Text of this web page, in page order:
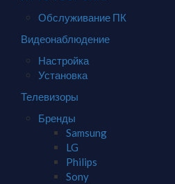
Обслуживание ПК
Видеонаблюдение
Настройка
Установка
Телевизоры
Бренды
Samsung
LG
Philips
Sony